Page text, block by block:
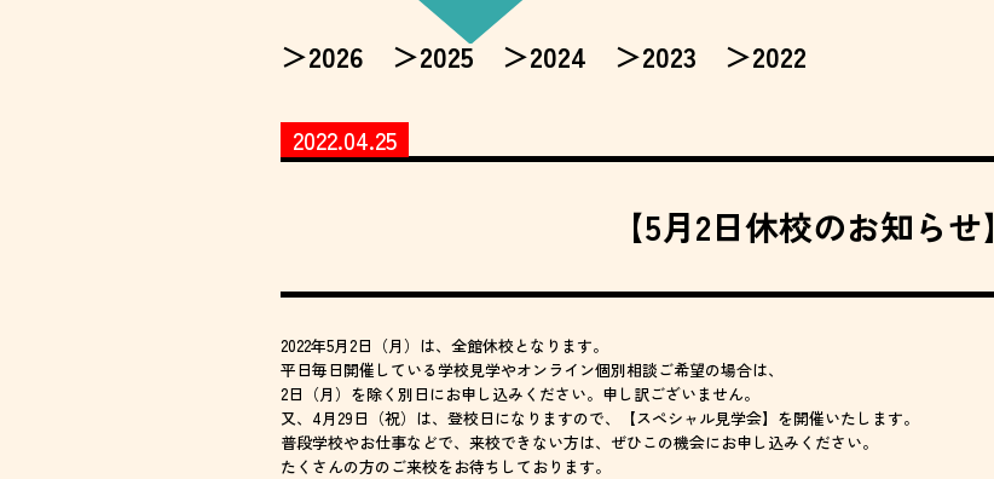
2026 2025 2024 2023 2022
2022.04.25
【5月2日休校のお知らせ】
2022年5月2日（月）は、全館休校となります。
平日毎日開催している学校見学やオンライン個別相談ご希望の場合は、
2日（月）を除く別日にお申し込みください。申し訳ございません。
又、4月29日（祝）は、登校日になりますので、【スペシャル見学会】を開催いたします。
普段学校やお仕事などで、来校できない方は、ぜひこの機会にお申し込みください。
たくさんの方のご来校をお待ちしております。